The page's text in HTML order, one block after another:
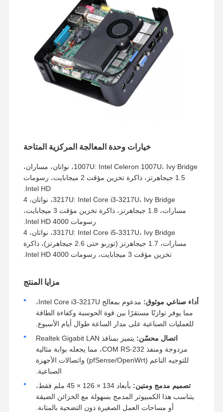
خيارات وحدة المعالجة المركزية المتاحة
1007U: Intel Celeron 1007U، Ivy Bridge، نواتان، مساران،
1.5 جيجاهرتز، ذاكرة تخزين مؤقت 2 ميجابايت، رسومات
Intel HD.
3217U: Intel Core i3-3217U، Ivy Bridge، نواتان، 4
مسارات، 1.8 جيجاهرتز، ذاكرة تخزين مؤقت 3 ميجابايت،
رسومات Intel HD 4000.
3317U: Intel Core i5-3317U، Ivy Bridge، نواتان، 4
مسارات، 1.7 جيجاهرتز (توربو حتى 2.6 جيجاهرتز)، ذاكرة
تخزين مؤقت 3 ميجابايت، رسومات Intel HD 4000.
مزايا المنتج
أداء صناعي موثوق:
مدعوم بمعالج Intel Core i3-3217U،
مما يوفر توازنًا مستقرًا بين قوة الحوسبة وكفاءة الطاقة
للعمليات الصناعية على مدار الساعة طوال أيام الأسبوع.
اتصال محسّن:
يتميز بمنافذ Realtek Gigabit LAN
مزدوجة ومنفذ COM RS-232، مما يجعله بوابة مثالية
للتوجيه الناعم (pfSense/OpenWrt) واتصالات الأجهزة
الصناعية.
تصميم مدمج ومتين:
بأبعاد 134 × 126 × 45 ملم فقط،
يتناسب هذا الكمبيوتر المدمج بسهولة مع الخزائن الضيقة
أو مساحات العمل الصغيرة دون التضحية بالمتانة.